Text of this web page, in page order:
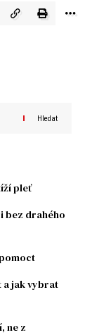
Hledat
pleť
bez drahého
a jak vybrat
ne z